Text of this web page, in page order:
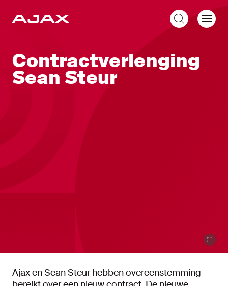
Contractverlenging
Sean Steur
Ajax en Sean Steur hebben overeenstemming